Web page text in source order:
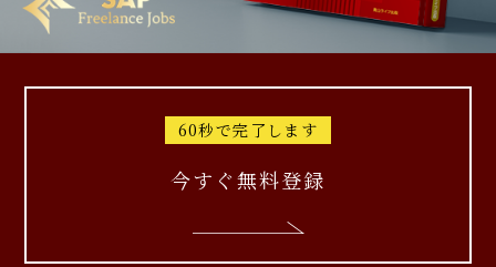
60秒で完了します
今すぐ無料登録